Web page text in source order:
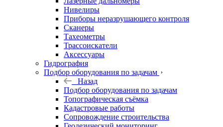
Нивелиры
Приборы неразрушающего контроля
Сканеры
Тахеометры
Трассоискатели
Аксессуары
Гидрография
Подбор оборудования по задачам
Назад
Подбор оборудования по задачам
Топографическая съёмка
Кадастровые работы
Сопровождение строительства